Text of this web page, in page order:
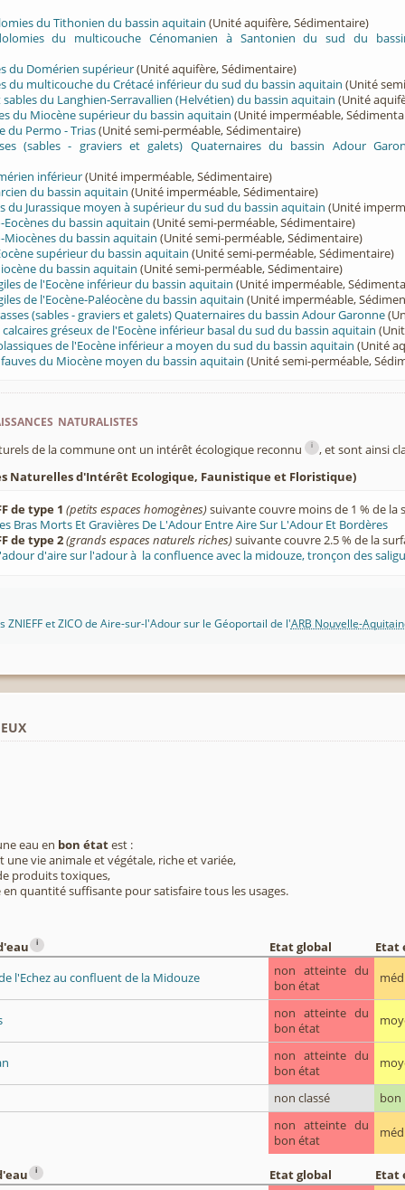
du Tithonien du bassin aquitain (Unité aquifère, Sédimentaire)
du multicouche Cénomanien à Santonien du sud du
du Domérien supérieur(Unité aquifère, Sédimentaire)
du multicouche du Crétacé inférieur du sud du bassin aquitain (Unité
sables du Langhien-Serravallien (Helvétien) du bassin aquitain (Unité
du Miocène supérieur du bassin aquitain (Unité imperméable,
du Permo - Trias(Unité semi-perméable, Sédimentaire)
(sables - graviers et galets) Quaternaires du bassin Adour
inférieur(Unité imperméable, Sédimentaire)
du bassin aquitain (Unité imperméable, Sédimentaire)
du Jurassique moyen à supérieur du sud du bassin aquitain (Unité
Eocènes du bassin aquitain (Unité semi-perméable, Sédimentaire)
Miocènes du bassin aquitain (Unité semi-perméable, Sédimentaire)
supérieur du bassin aquitain (Unité semi-perméable, Sédimentaire)
du bassin aquitain (Unité semi-perméable, Sédimentaire)
de l'Eocène inférieur du bassin aquitain (Unité imperméable,
de l'Eocène-Paléocène du bassin aquitain (Unité imperméable,
(sables - graviers et galets) Quaternaires du bassin Adour Garonne
calcaires gréseux de l'Eocène inférieur basal du sud du bassin aquitain
de l'Eocène inférieur a moyen du sud du bassin aquitain (Unité
du Miocène moyen du bassin aquitain (Unité semi-perméable,
naturalistes
de la commune ont un intérêt écologique reconnu i
, et sont ainsi
Naturelles d'Intérêt Ecologique, Faunistique et Floristique)
de type 1 (petits espaces homogènes)suivante couvre moins de 1 % de la
Bras Morts Et Gravières De L'Adour Entre Aire Sur L'Adour Et Bordères
de type 2(grands espaces naturels riches)suivante couvre 2.5 % de la
d'aire sur l'adour à la confluence avec la midouze, tronçon des
ZNIEFF et ZICO de Aire-sur-l'Adour sur le Géoportail de l'ARB Nouvelle-
eau en bon étatest :
une vie animale et végétale, riche et variée,
produits toxiques,
quantité suffisante pour satisfaire tous les usages.
i Etat global
Etat
l'Echez au confluent de la Midouze
non atteinte du
bon état
non atteinte du
bon état
non atteinte du
bon état
non classé
bon
non atteinte du
bon état
i Etat global
Etat